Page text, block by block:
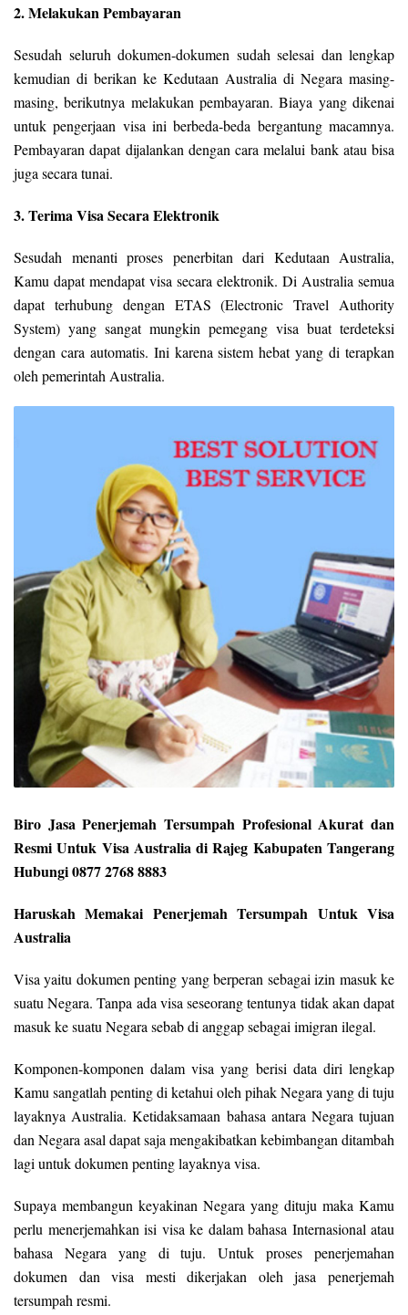
2. Melakukan Pembayaran
Sesudah seluruh dokumen-dokumen sudah selesai dan lengkap
kemudian di berikan ke Kedutaan Australia di Negara masing-
masing, berikutnya melakukan pembayaran. Biaya yang dikenai
untuk pengerjaan visa ini berbeda-beda bergantung macamnya.
Pembayaran dapat dijalankan dengan cara melalui bank atau bisa
juga secara tunai.
3. Terima Visa Secara Elektronik
Sesudah menanti proses penerbitan dari Kedutaan Australia,
Kamu dapat mendapat visa secara elektronik. Di Australia semua
dapat terhubung dengan ETAS (Electronic Travel Authority
System) yang sangat mungkin pemegang visa buat terdeteksi
dengan cara automatis. Ini karena sistem hebat yang di terapkan
oleh pemerintah Australia.
Biro Jasa Penerjemah Tersumpah Profesional Akurat dan
Resmi Untuk Visa Australia di Rajeg Kabupaten Tangerang
Hubungi 0877 2768 8883
Haruskah Memakai Penerjemah Tersumpah Untuk Visa
Australia
Visa yaitu dokumen penting yang berperan sebagai izin masuk ke
suatu Negara. Tanpa ada visa seseorang tentunya tidak akan dapat
masuk ke suatu Negara sebab di anggap sebagai imigran ilegal.
Komponen-komponen dalam visa yang berisi data diri lengkap
Kamu sangatlah penting di ketahui oleh pihak Negara yang di tuju
layaknya Australia. Ketidaksamaan bahasa antara Negara tujuan
dan Negara asal dapat saja mengakibatkan kebimbangan ditambah
lagi untuk dokumen penting layaknya visa.
Supaya membangun keyakinan Negara yang dituju maka Kamu
perlu menerjemahkan isi visa ke dalam bahasa Internasional atau
bahasa Negara yang di tuju. Untuk proses penerjemahan
dokumen dan visa mesti dikerjakan oleh jasa penerjemah
tersumpah resmi.